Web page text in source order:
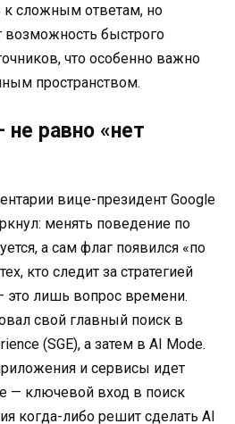
к сложным ответам, но
возможность быстрого
что особенно важно
пространством.
равно «нет
вице-президент Google
менять поведение по
а сам флаг появился «по
кто следит за стратегией
это лишь вопрос времени.
свой главный поиск в
(SGE), а затем в AI Mode.
и сервисы идет
— ключевой вход в поиск
когда-либо решит сделать AI